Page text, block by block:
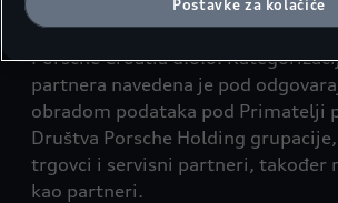
osobnih podataka samo, već za to
partnera, koji djeluju po nalogu i
Porsche Croatia d.o.o.
partnera navedena je pod
obradom podataka pod Primatelji
Društva Porsche Holding
trgovci i servisni partneri, također
kao partneri.
stranice.
Postavke za kolačiće